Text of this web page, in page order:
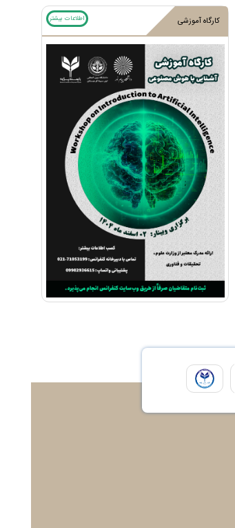
کارگاه آموزشی اطلاعات بیشتر